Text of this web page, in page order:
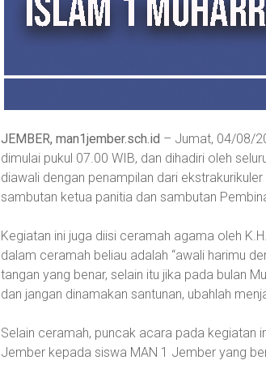
JEMBER, man1jember.sch.id – Jumat, 04/08/
dimulai pukul 07.00 WIB, dan dihadiri oleh
diawali dengan penampilan dari
sambutan ketua panitia dan sambutan
Kegiatan ini juga diisi ceramah agama oleh
dalam ceramah beliau adalah “awali harimu
tangan yang benar, selain itu jika pada bulan
dan jangan dinamakan santunan, ubahlah
Selain ceramah, puncak acara pada kegiatan
Jember kepada siswa MAN 1 Jember yang